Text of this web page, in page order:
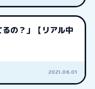
るの？」【リアル中
2021.06.01